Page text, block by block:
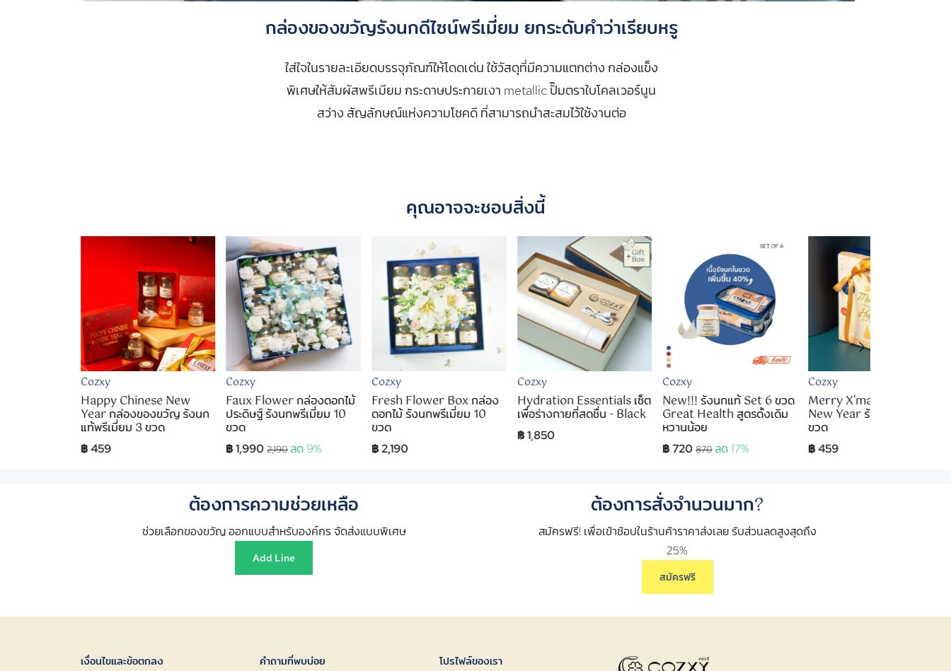
กล่องของขวัญรังนกดีไซน์พรีเมี่ยม ยกระดับคำว่าเรียบหรู
ใส่ใจในรายละเอียดบรรจุภัณฑ์ให้โดดเด่น ใช้วัสดุที่มีความแตกต่าง กล่องแข็ง
พิเศษให้สัมผัสพรีเมียม กระดาษประกายเงา metallic ปั๊มตราใบโคลเวอร์นูน
สว่าง สัญลักษณ์แห่งความโชคดี ที่สามารถนำสะสมไว้ใช้งานต่อ
คุณอาจจะชอบสิ่งนี้
Cozxy
Happy Chinese New
Year กล่องของขวัญ รังนก
แท้พรีเมี่ยม 3 ขวด
฿ 459
Cozxy
Faux Flower กล่องดอกไม้
ประดิษฐ์ รังนกพรีเมี่ยม 10
ขวด
฿ 1,990 2,190 ลด 9%
Cozxy
Fresh Flower Box กล่อง
ดอกไม้ รังนกพรีเมี่ยม 10
ขวด
฿ 2,190
Cozxy
Hydration Essentials เซ็ต
เพื่อร่างกายที่สดชื่น - Black
฿ 1,850
Cozxy
New!!! รังนกแท้ Set 6 ขวด
Great Health สูตรดั้งเดิม
หวานน้อย
฿ 720 870 ลด 17%
Cozxy
Merry X'mas & Happy
New Year รังนกพรีเมี่ยม 3
ขวด
฿ 459
ต้องการความช่วยเหลือ
ช่วยเลือกของขวัญ ออกแบบสำหรับองค์กร จัดส่งแบบพิเศษ
Add Line
ต้องการสั่งจำนวนมาก?
สมัครฟรี! เพื่อเข้าช้อปในร้านค้าราคาส่งเลย รับส่วนลดสูงสุดถึง
25%
สมัครฟรี
เงื่อนไขและข้อตกลง คำถามที่พบบ่อย โปรไฟล์ของเรา